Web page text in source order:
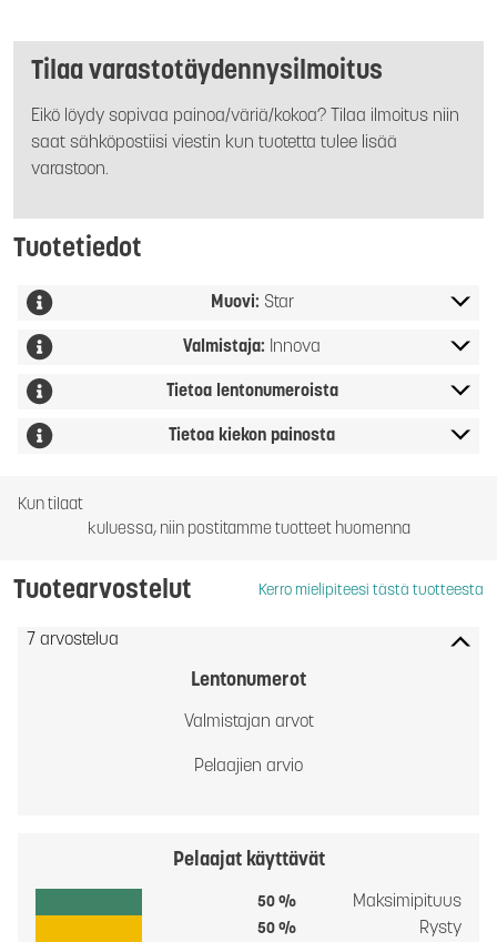
Tilaa varastotäydennysilmoitus
Eikö löydy sopivaa painoa/väriä/kokoa? Tilaa ilmoitus niin
saat sähköpostiisi viestin kun tuotetta tulee lisää
varastoon.
Tuotetiedot
Muovi: Star
Valmistaja: Innova
Tietoa lentonumeroista
Tietoa kiekon painosta
Kun tilaat
kuluessa, niin postitamme tuotteet huomenna
Tuotearvostelut Kerro mielipiteesi tästä tuotteesta
7 arvostelua
Lentonumerot
Valmistajan arvot
Pelaajien arvio
Pelaajat käyttävät
50 % Maksimipituus
50 % Rysty